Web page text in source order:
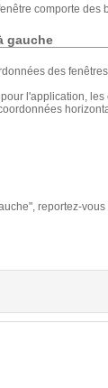
comporte des
gauche
des
l'application,
reportez-